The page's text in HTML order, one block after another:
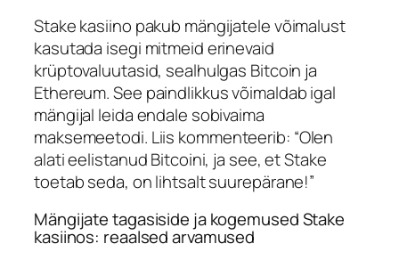
Stake kasiino pakub mängijatele võimalust
kasutada isegi mitmeid erinevaid
krüptovaluutasid, sealhulgas Bitcoin ja
Ethereum. See paindlikkus võimaldab igal
mängijal leida endale sobivaima
maksemeetodi. Liis kommenteerib: “Olen
alati eelistanud Bitcoini, ja see, etStake
toetab seda, on lihtsalt suurepärane!”
Mängijate tagasiside ja kogemused Stake
kasiinos: reaalsed arvamused